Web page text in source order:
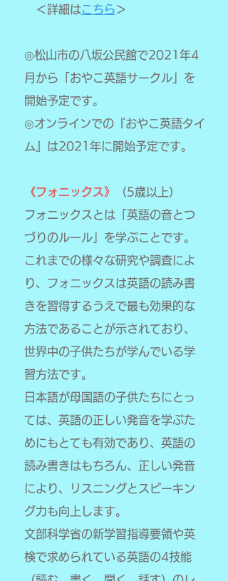
＜詳細はこちら＞
◎松山市の八坂公民館で2021年4
月から「おやこ英語サークル」を
開始予定です。
◎オンラインでの『おやこ英語タイ
ム』は2021年に開始予定です。
《フォニックス》
（5歳以上）
フォニックスとは「英語の音とつ
づりのルール」を学ぶことです。
これまでの様々な研究や調査によ
り、フォニックスは英語の読み書
きを習得するうえで最も効果的な
方法であることが示されており、
世界中の子供たちが学んでいる学
習方法です。
日本語が母国語の子供たちにとっ
ては、英語の正しい発音を学ぶた
めにもとても有効であり、英語の
読み書きはもちろん、正しい発音
により、リスニングとスピーキン
グ力も向上します。
文部科学省の新学習指導要領や英
検で求められている英語の4技能